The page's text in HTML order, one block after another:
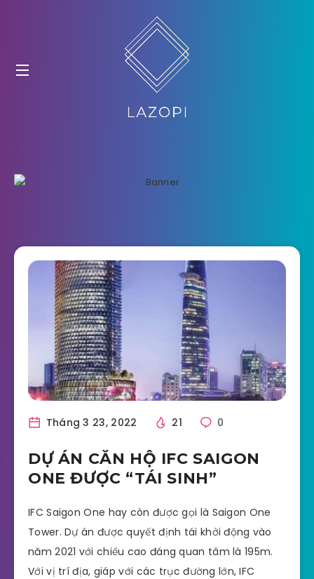
Tháng 3 23, 2022 21 0
DỰ ÁN CĂN HỘ IFC SAIGON
ONE ĐƯỢC “TÁI SINH”
IFC Saigon One hay còn được gọi là Saigon One
Tower. Dự án được quyết định tái khởi động vào
năm 2021 với chiều cao đáng quan tâm là 195m.
Với vị trí địa, giáp với các trục đường lớn, IFC